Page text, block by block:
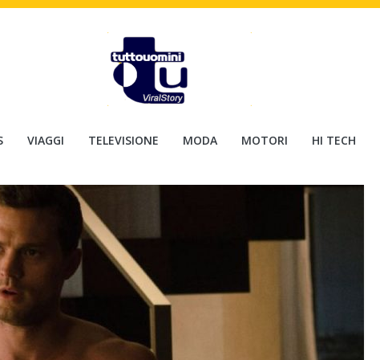
VIAGGI TELEVISIONE MODA MOTORI HI TECH